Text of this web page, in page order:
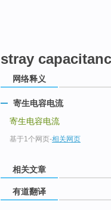
stray
网络释义
寄生电容电流
寄生电容电流
基于1个网页-相关网页
相关文章
有道翻译